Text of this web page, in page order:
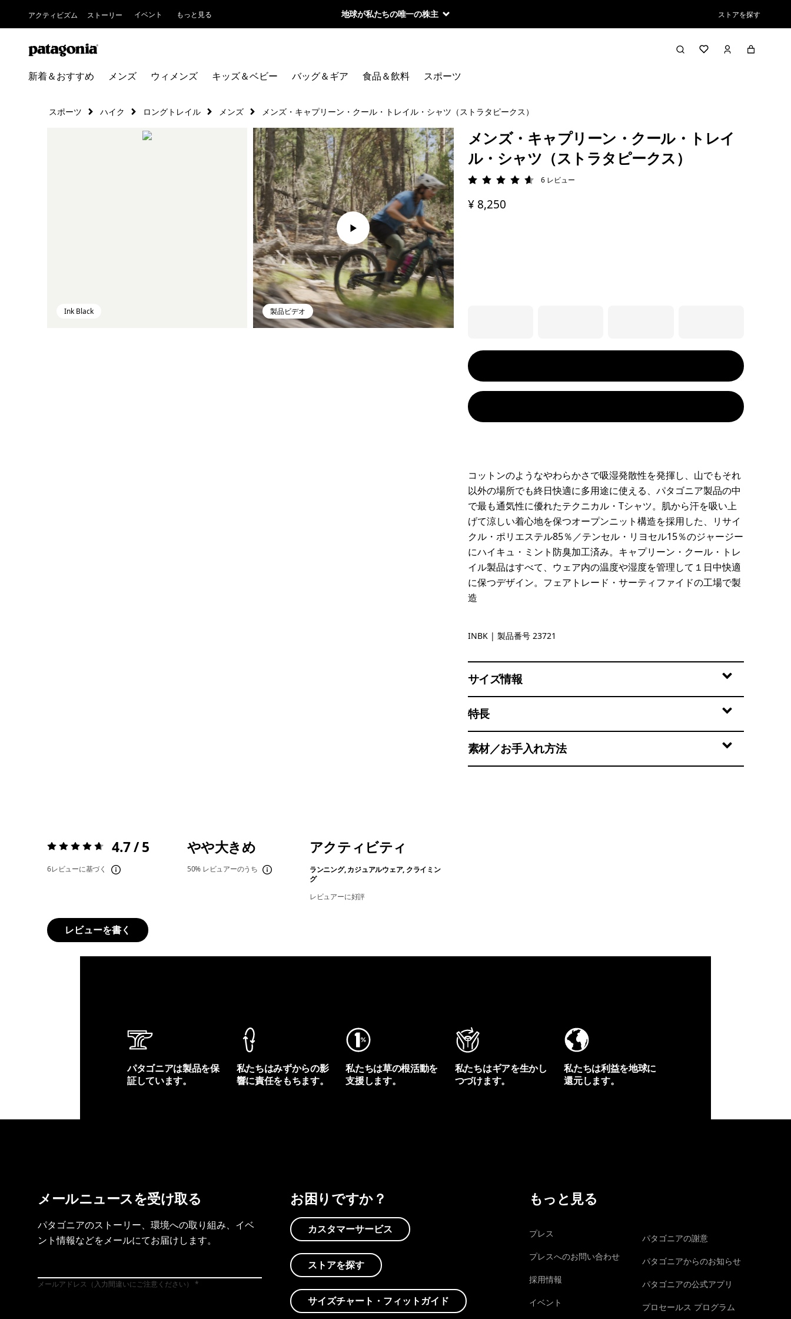
アクティビズム ストーリー イベント もっと見る 地球が私たちの唯一の株主 ストアを探す
新着＆おすすめ メンズ ウィメンズ キッズ＆ベビー バッグ＆ギア 食品＆飲料 スポーツ
スポーツ ハイク ロングトレイル メンズ メンズ・キャプリーン・クール・トレイル・シャツ（ストラタピークス）
Ink Black 製品ビデオ
メンズ・キャプリーン・クール・トレイ
ル・シャツ（ストラタピークス）
評価: 4.7 / 5
6 レビュー
¥ 8,250
コットンのようなやわらかさで吸湿発散性を発揮し、山でもそれ
以外の場所でも終日快適に多用途に使える、パタゴニア製品の中
で最も通気性に優れたテクニカル・Tシャツ。肌から汗を吸い上
げて涼しい着心地を保つオープンニット構造を採用した、リサイ
クル・ポリエステル85％／テンセル・リヨセル15％のジャージー
にハイキュ・ミント防臭加工済み。キャプリーン・クール・トレ
イル製品はすべて、ウェア内の温度や湿度を管理して１日中快適
に保つデザイン。フェアトレード・サーティファイドの工場で製
造
Ink Black
INBK | 製品番号 23721
サイズ情報
特長
素材／お手入れ方法
評価:4.7 / 5 4.7 / 5
6レビューに基づく
やや大きめ
50% レビュアーのうち
アクティビティ
ランニング, カジュアルウェア, クライミン
グ
レビュアーに好評
レビューを書く
パタゴニアは製品を保
証しています。
私たちはみずからの影
響に責任をもちます。
私たちは草の根活動を
支援します。
私たちはギアを生かし
つづけます。
私たちは利益を地球に
還元します。
メールニュースを受け取る
パタゴニアのストーリー、環境への取り組み、イベ
ント情報などをメールにてお届けします。
メールアドレス（入力間違いにご注意ください）
お困りですか？
カスタマーサービス
ストアを探す
サイズチャート・フィットガイド
もっと見る
プレス
プレスへのお問い合わせ
採用情報
イベント
パタゴニアの謝意
パタゴニアからのお知らせ
パタゴニアの公式アプリ
プロセールス プログラム